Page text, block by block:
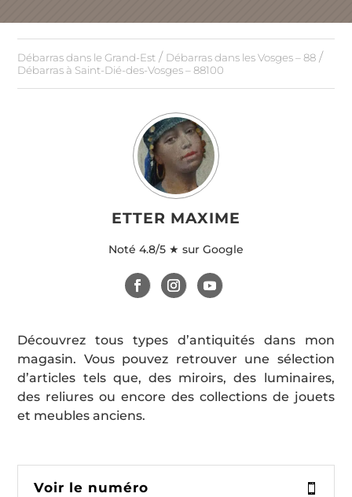
Débarras dans le Grand-Est / Débarras dans les Vosges – 88 /
Débarras à Saint-Dié-des-Vosges – 88100
ETTER MAXIME
Noté 4.8/5 ★ sur Google
Découvrez tous types d’antiquités dans mon
magasin. Vous pouvez retrouver une sélection
d’articles tels que, des miroirs, des luminaires,
des reliures ou encore des collections de jouets
et meubles anciens.
Voir le numéro